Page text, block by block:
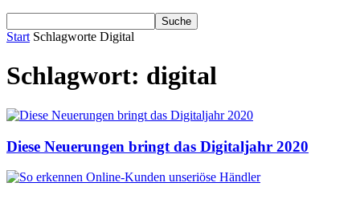
Start Schlagworte Digital
Schlagwort: digital
Diese Neuerungen bringt das Digitaljahr 2020